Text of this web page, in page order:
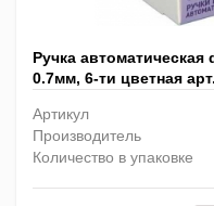
Ручка автоматическая
0.7мм, 6-ти цветная
Артикул
Производитель
Количество в упаковке